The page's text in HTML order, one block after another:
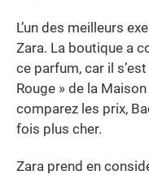
L’un des meilleurs
Zara. La boutique a
ce parfum, car il
Rouge » de la
comparez les prix,
fois plus cher.
Zara prend en